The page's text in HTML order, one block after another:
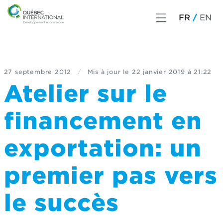
FR EN
27 septembre 2012 / Mis à jour le 22 janvier 2019 à 21:22
Atelier sur le
financement en
exportation: un
premier pas vers
le succès